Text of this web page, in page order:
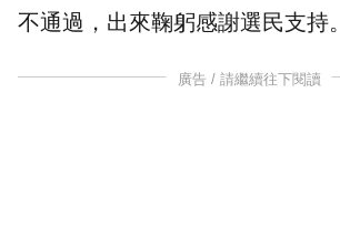
不通過，出來鞠躬感謝選民支持。
廣告 / 請繼續往下閱讀